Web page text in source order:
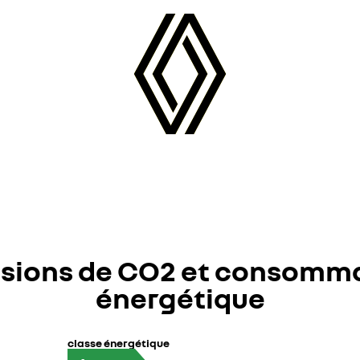
de CO2 et
énergétique
classe énergétique